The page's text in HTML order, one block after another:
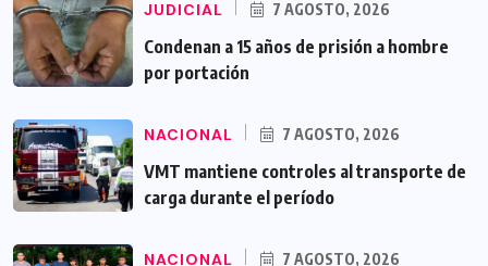
JUDICIAL 7 AGOSTO, 2026
Condenan a 15 años de prisión a hombre
por portación
NACIONAL 7 AGOSTO, 2026
VMT mantiene controles al transporte de
carga durante el período
NACIONAL 7 AGOSTO, 2026